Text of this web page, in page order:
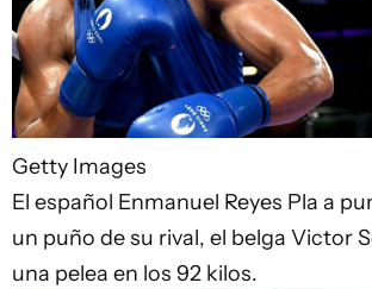
Getty Images
El español Enmanuel Reyes Pla a
un puño de su rival, el belga Victor
una pelea en los 92 kilos.